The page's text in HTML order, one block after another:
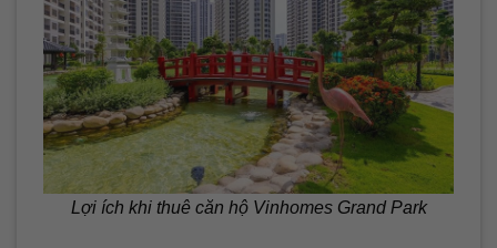
Lợi ích khi thuê căn hộ Vinhomes Grand Park